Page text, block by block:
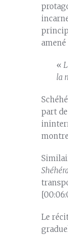
amené
«
la
part
Le